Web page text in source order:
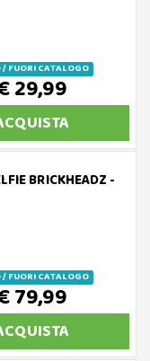
/ FUORI CATALOGO
29,99
BRICKHEADZ -
/ FUORI CATALOGO
79,99